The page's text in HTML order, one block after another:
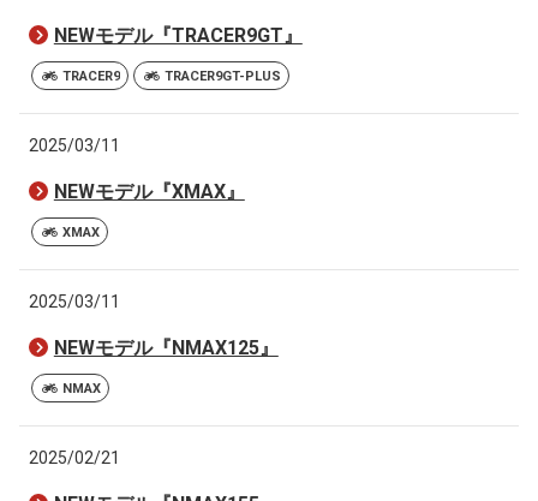
NEWモデル『TRACER9GT』
TRACER9 TRACER9GT-PLUS
2025/03/11
NEWモデル『XMAX』
XMAX
2025/03/11
NEWモデル『NMAX125』
NMAX
2025/02/21